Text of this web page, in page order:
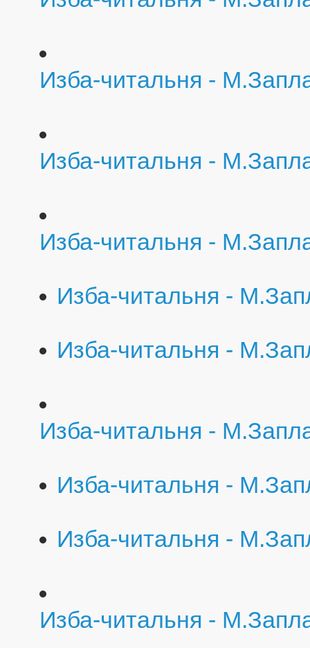
Изба-читальня -
Изба-читальня -
Изба-читальня -
Изба-читальня -
Изба-читальня -
Изба-читальня -
Изба-читальня -
Изба-читальня -
Изба-читальня -